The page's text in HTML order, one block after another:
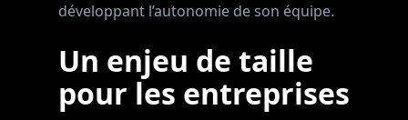
développant l’autonomie de son équipe.
Un enjeu de taille
pour les entreprises